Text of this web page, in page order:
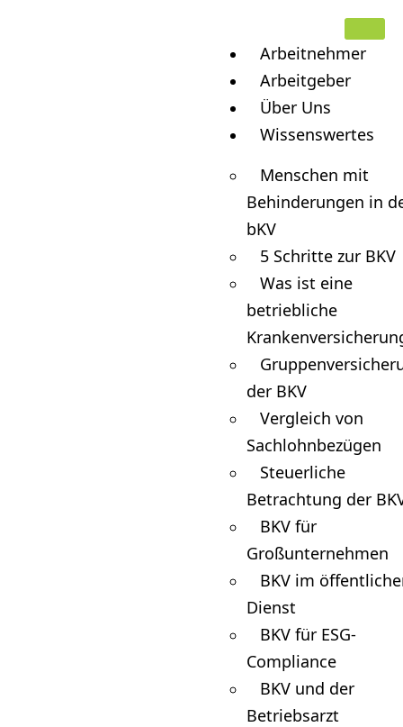
Arbeitnehmer
Arbeitgeber
Über Uns
Wissenswertes
Menschen mit
Behinderungen in
bKV
5 Schritte zur BKV
Was ist eine
betriebliche
der BKV
Vergleich von
Sachlohnbezügen
Steuerliche
Betrachtung der
BKV für
Großunternehmen
BKV im
Dienst
BKV für ESG-
Compliance
BKV und der
Betriebsarzt